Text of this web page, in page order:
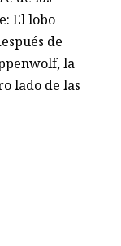
El lobo
de
la
lado de las